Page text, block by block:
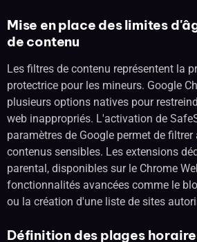
Mise en place des limites
de contenu
Les filtres de contenu représentent la
protectrice pour les mineurs. Google
plusieurs options natives pour
web inappropriés. L'activation de
paramètres de Google permet de
contenus sensibles. Les extensions
parental, disponibles sur le Chrome
fonctionnalités avancées comme le
ou la création d'une liste de sites
Définition des plages